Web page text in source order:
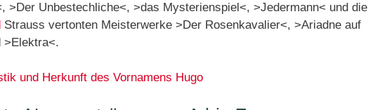
>Der Unbestechliche<, >das Mysterienspiel<, >Jedermann< und die
Strauss vertonten Meisterwerke >Der Rosenkavalier<, >Ariadne auf
>Elektra<.
und Herkunft des Vornamens Hugo